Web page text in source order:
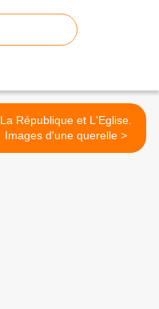
La République et L'Eglise.
Images d'une querelle >